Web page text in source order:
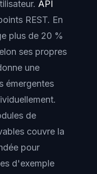
API
REST. En
plus de 20 %
ses propres
une
émergentes
de
couvre la
pour
d'exemple